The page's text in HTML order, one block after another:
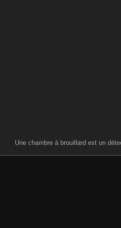
Une chambre à brouillard est un